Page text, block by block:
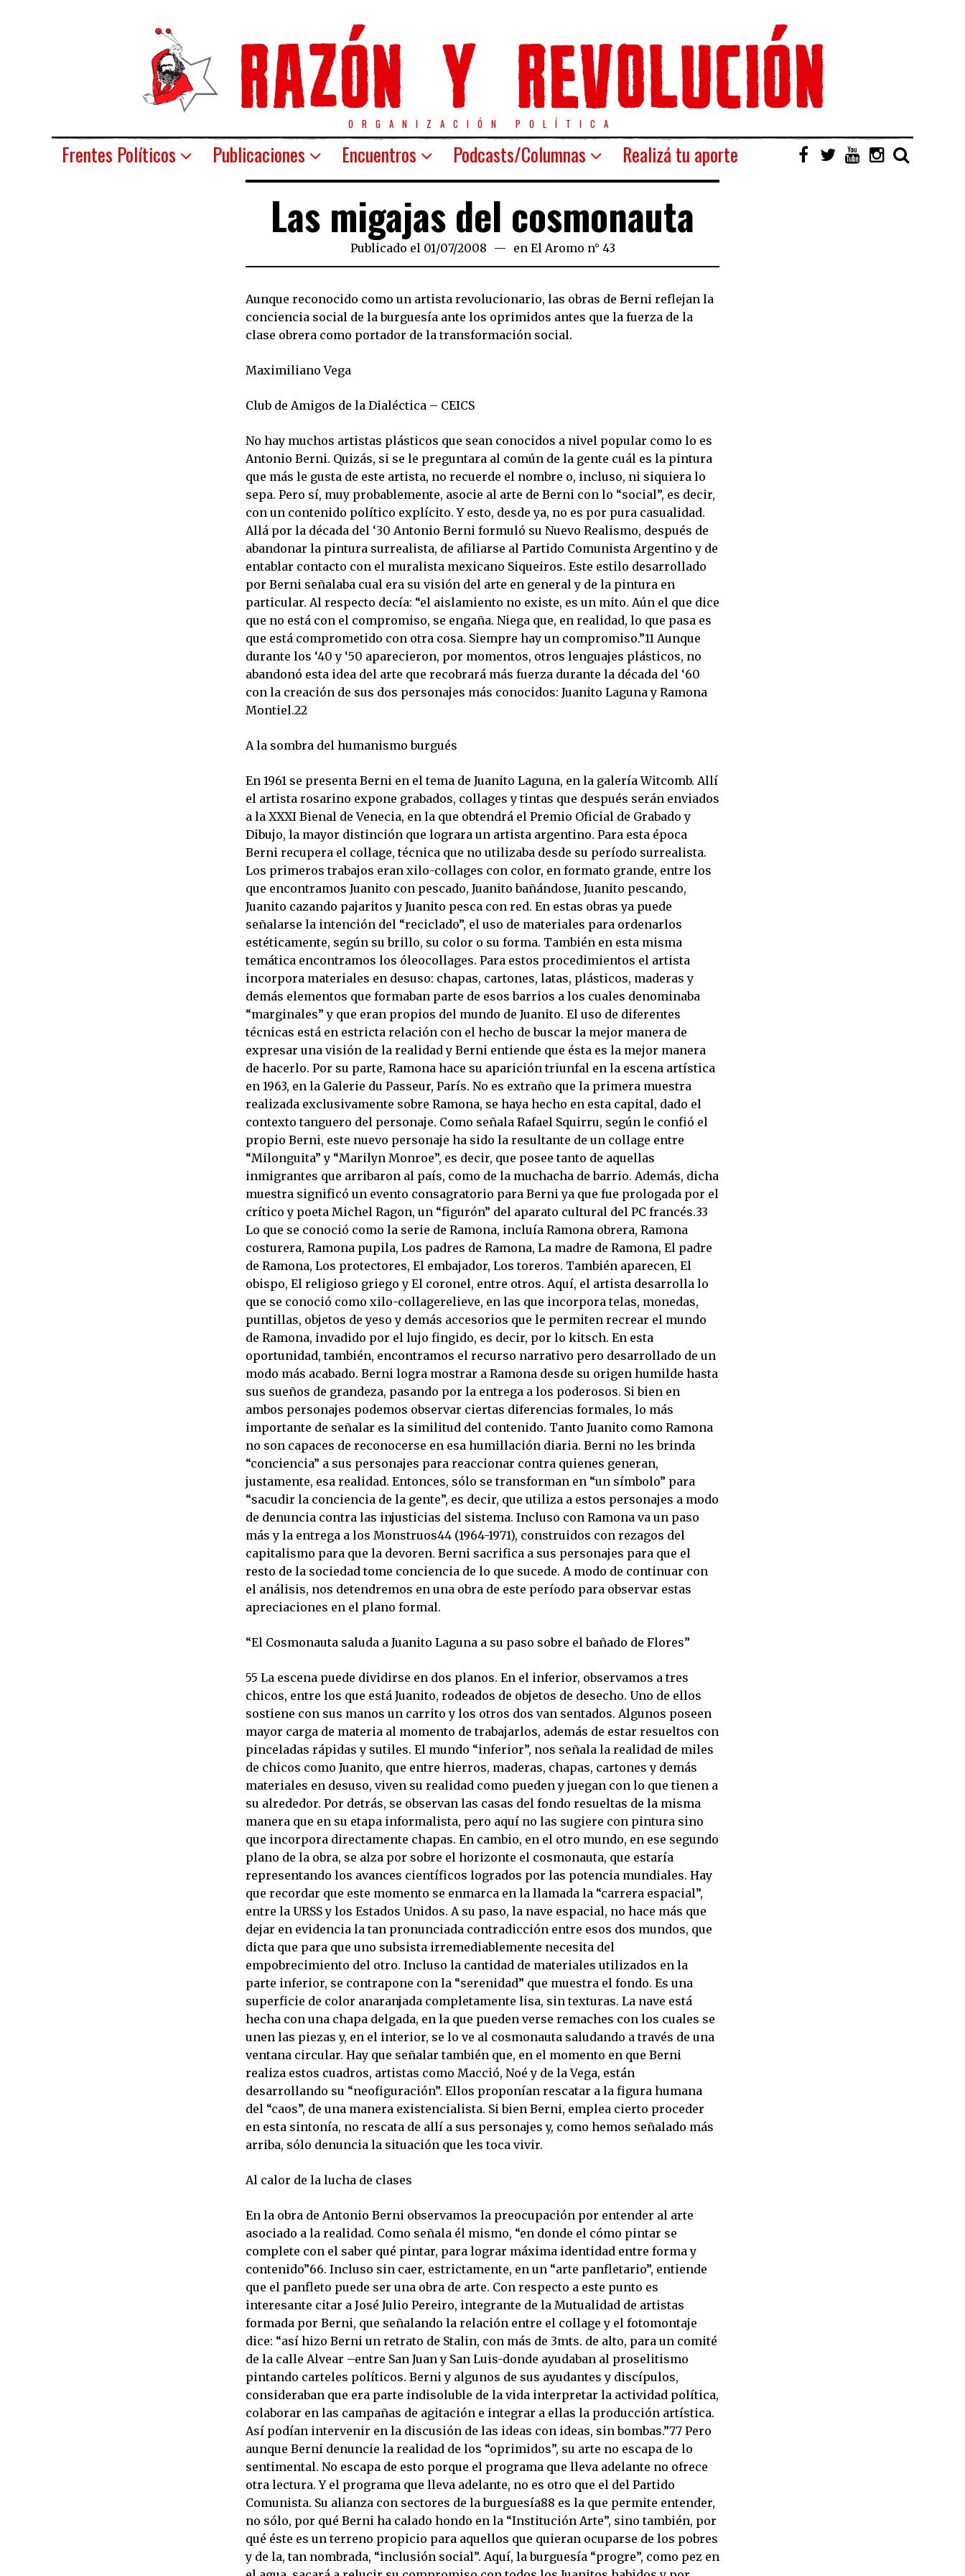
ORGANIZACIÓN POLÍTICA
Frentes Políticos Publicaciones Encuentros Podcasts/Columnas Realizá tu aporte
Las migajas del cosmonauta
Publicado el 01/07/2008 24/03/2020
en El Aromo n° 43
Aunque reconocido como un artista revolucionario, las obras de Berni reflejan la
conciencia social de la burguesía ante los oprimidos antes que la fuerza de la
clase obrera como portador de la transformación social.
Maximiliano Vega
Club de Amigos de la Dialéctica – CEICS
No hay muchos artistas plásticos que sean conocidos a nivel popular como lo es
Antonio Berni. Quizás, si se le preguntara al común de la gente cuál es la pintura
que más le gusta de este artista, no recuerde el nombre o, incluso, ni siquiera lo
sepa. Pero sí, muy probablemente, asocie al arte de Berni con lo “social”, es decir,
con un contenido político explícito. Y esto, desde ya, no es por pura casualidad.
Allá por la década del ‘30 Antonio Berni formuló su Nuevo Realismo, después de
abandonar la pintura surrealista, de afiliarse al Partido Comunista Argentino y de
entablar contacto con el muralista mexicano Siqueiros. Este estilo desarrollado
por Berni señalaba cual era su visión del arte en general y de la pintura en
particular. Al respecto decía: “el aislamiento no existe, es un mito. Aún el que dice
que no está con el compromiso, se engaña. Niega que, en realidad, lo que pasa es
que está comprometido con otra cosa. Siempre hay un compromiso.”11 Aunque
durante los ‘40 y ‘50 aparecieron, por momentos, otros lenguajes plásticos, no
abandonó esta idea del arte que recobrará más fuerza durante la década del ‘60
con la creación de sus dos personajes más conocidos: Juanito Laguna y Ramona
Montiel.22
A la sombra del humanismo burgués
En 1961 se presenta Berni en el tema de Juanito Laguna, en la galería Witcomb. Allí
el artista rosarino expone grabados, collages y tintas que después serán enviados
a la XXXI Bienal de Venecia, en la que obtendrá el Premio Oficial de Grabado y
Dibujo, la mayor distinción que lograra un artista argentino. Para esta época
Berni recupera el collage, técnica que no utilizaba desde su período surrealista.
Los primeros trabajos eran xilo-collages con color, en formato grande, entre los
que encontramos Juanito con pescado, Juanito bañándose, Juanito pescando,
Juanito cazando pajaritos y Juanito pesca con red. En estas obras ya puede
señalarse la intención del “reciclado”, el uso de materiales para ordenarlos
estéticamente, según su brillo, su color o su forma. También en esta misma
temática encontramos los óleocollages. Para estos procedimientos el artista
incorpora materiales en desuso: chapas, cartones, latas, plásticos, maderas y
demás elementos que formaban parte de esos barrios a los cuales denominaba
“marginales” y que eran propios del mundo de Juanito. El uso de diferentes
técnicas está en estricta relación con el hecho de buscar la mejor manera de
expresar una visión de la realidad y Berni entiende que ésta es la mejor manera
de hacerlo. Por su parte, Ramona hace su aparición triunfal en la escena artística
en 1963, en la Galerie du Passeur, París. No es extraño que la primera muestra
realizada exclusivamente sobre Ramona, se haya hecho en esta capital, dado el
contexto tanguero del personaje. Como señala Rafael Squirru, según le confió el
propio Berni, este nuevo personaje ha sido la resultante de un collage entre
“Milonguita” y “Marilyn Monroe”, es decir, que posee tanto de aquellas
inmigrantes que arribaron al país, como de la muchacha de barrio. Además, dicha
muestra significó un evento consagratorio para Berni ya que fue prologada por el
crítico y poeta Michel Ragon, un “figurón” del aparato cultural del PC francés.33
Lo que se conoció como la serie de Ramona, incluía Ramona obrera, Ramona
costurera, Ramona pupila, Los padres de Ramona, La madre de Ramona, El padre
de Ramona, Los protectores, El embajador, Los toreros. También aparecen, El
obispo, El religioso griego y El coronel, entre otros. Aquí, el artista desarrolla lo
que se conoció como xilo-collagerelieve, en las que incorpora telas, monedas,
puntillas, objetos de yeso y demás accesorios que le permiten recrear el mundo
de Ramona, invadido por el lujo fingido, es decir, por lo kitsch. En esta
oportunidad, también, encontramos el recurso narrativo pero desarrollado de un
modo más acabado. Berni logra mostrar a Ramona desde su origen humilde hasta
sus sueños de grandeza, pasando por la entrega a los poderosos. Si bien en
ambos personajes podemos observar ciertas diferencias formales, lo más
importante de señalar es la similitud del contenido. Tanto Juanito como Ramona
no son capaces de reconocerse en esa humillación diaria. Berni no les brinda
“conciencia” a sus personajes para reaccionar contra quienes generan,
justamente, esa realidad. Entonces, sólo se transforman en “un símbolo” para
“sacudir la conciencia de la gente”, es decir, que utiliza a estos personajes a modo
de denuncia contra las injusticias del sistema. Incluso con Ramona va un paso
más y la entrega a los Monstruos44 (1964-1971), construidos con rezagos del
capitalismo para que la devoren. Berni sacrifica a sus personajes para que el
resto de la sociedad tome conciencia de lo que sucede. A modo de continuar con
el análisis, nos detendremos en una obra de este período para observar estas
apreciaciones en el plano formal.
“El Cosmonauta saluda a Juanito Laguna a su paso sobre el bañado de Flores”
55 La escena puede dividirse en dos planos. En el inferior, observamos a tres
chicos, entre los que está Juanito, rodeados de objetos de desecho. Uno de ellos
sostiene con sus manos un carrito y los otros dos van sentados. Algunos poseen
mayor carga de materia al momento de trabajarlos, además de estar resueltos con
pinceladas rápidas y sutiles. El mundo “inferior”, nos señala la realidad de miles
de chicos como Juanito, que entre hierros, maderas, chapas, cartones y demás
materiales en desuso, viven su realidad como pueden y juegan con lo que tienen a
su alrededor. Por detrás, se observan las casas del fondo resueltas de la misma
manera que en su etapa informalista, pero aquí no las sugiere con pintura sino
que incorpora directamente chapas. En cambio, en el otro mundo, en ese segundo
plano de la obra, se alza por sobre el horizonte el cosmonauta, que estaría
representando los avances científicos logrados por las potencia mundiales. Hay
que recordar que este momento se enmarca en la llamada la “carrera espacial”,
entre la URSS y los Estados Unidos. A su paso, la nave espacial, no hace más que
dejar en evidencia la tan pronunciada contradicción entre esos dos mundos, que
dicta que para que uno subsista irremediablemente necesita del
empobrecimiento del otro. Incluso la cantidad de materiales utilizados en la
parte inferior, se contrapone con la “serenidad” que muestra el fondo. Es una
superficie de color anaranjada completamente lisa, sin texturas. La nave está
hecha con una chapa delgada, en la que pueden verse remaches con los cuales se
unen las piezas y, en el interior, se lo ve al cosmonauta saludando a través de una
ventana circular. Hay que señalar también que, en el momento en que Berni
realiza estos cuadros, artistas como Macció, Noé y de la Vega, están
desarrollando su “neofiguración”. Ellos proponían rescatar a la figura humana
del “caos”, de una manera existencialista. Si bien Berni, emplea cierto proceder
en esta sintonía, no rescata de allí a sus personajes y, como hemos señalado más
arriba, sólo denuncia la situación que les toca vivir.
Al calor de la lucha de clases
En la obra de Antonio Berni observamos la preocupación por entender al arte
asociado a la realidad. Como señala él mismo, “en donde el cómo pintar se
complete con el saber qué pintar, para lograr máxima identidad entre forma y
contenido”66. Incluso sin caer, estrictamente, en un “arte panfletario”, entiende
que el panfleto puede ser una obra de arte. Con respecto a este punto es
interesante citar a José Julio Pereiro, integrante de la Mutualidad de artistas
formada por Berni, que señalando la relación entre el collage y el fotomontaje
dice: “así hizo Berni un retrato de Stalin, con más de 3mts. de alto, para un comité
de la calle Alvear –entre San Juan y San Luis-donde ayudaban al proselitismo
pintando carteles políticos. Berni y algunos de sus ayudantes y discípulos,
consideraban que era parte indisoluble de la vida interpretar la actividad política,
colaborar en las campañas de agitación e integrar a ellas la producción artística.
Así podían intervenir en la discusión de las ideas con ideas, sin bombas.”77 Pero
aunque Berni denuncie la realidad de los “oprimidos”, su arte no escapa de lo
sentimental. No escapa de esto porque el programa que lleva adelante no ofrece
otra lectura. Y el programa que lleva adelante, no es otro que el del Partido
Comunista. Su alianza con sectores de la burguesía88 es la que permite entender,
no sólo, por qué Berni ha calado hondo en la “Institución Arte”, sino también, por
qué éste es un terreno propicio para aquellos que quieran ocuparse de los pobres
y de la, tan nombrada, “inclusión social”. Aquí, la burguesía “progre”, como pez en